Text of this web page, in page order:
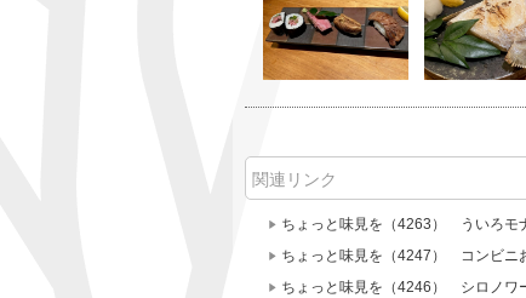
関連リンク
ちょっと味見を（4263） ういろモ
ちょっと味見を（4247） コンビニ
ちょっと味見を（4246） シロノワ